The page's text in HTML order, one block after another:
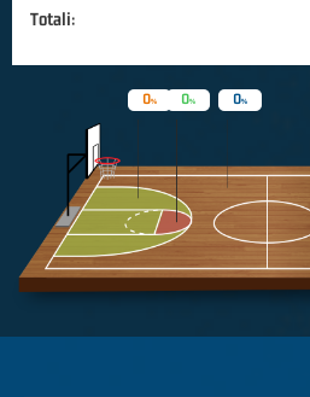
Totali:
0
0 0